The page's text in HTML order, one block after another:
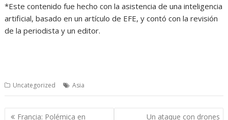
​*Este contenido fue hecho con la asistencia de una inteligencia
artificial, basado en un artículo de EFE, y contó con la revisión
de la periodista y un editor.
Uncategorized Asia
Navegación
Francia: Polémica en
Un ataque con drones